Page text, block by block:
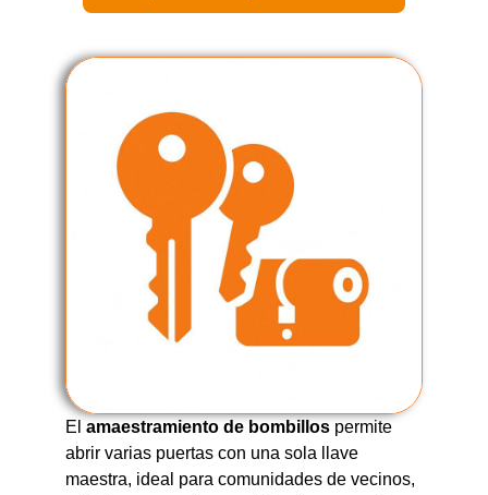
El amaestramiento de bombillos permite
abrir varias puertas con una sola llave
maestra, ideal para comunidades de vecinos,